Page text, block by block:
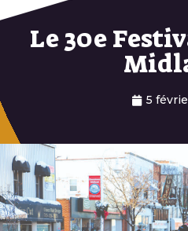
Le 30e
5